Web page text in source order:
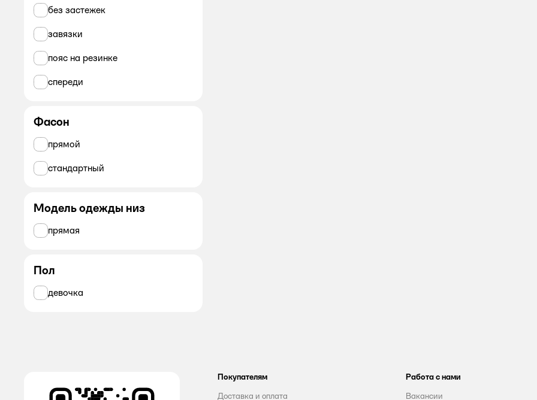
без застежек
завязки
пояс на резинке
спереди
Фасон
прямой
стандартный
Модель одежды низ
прямая
Пол
девочка
Покупателям
Доставка и оплата
Работа с нами
Вакансии